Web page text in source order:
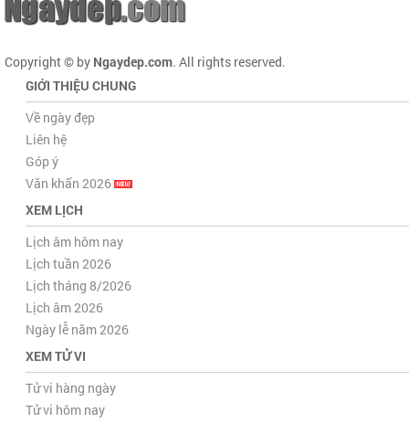
Copyright © by Ngaydep.com. All rights reserved.
GIỚI THIỆU CHUNG
Về ngày đẹp
Liên hệ
Góp ý
Văn khấn 2026
XEM LỊCH
Lịch âm hôm nay
Lịch tuần 2026
Lịch tháng 8/2026
Lịch âm 2026
Ngày lễ năm 2026
XEM TỬ VI
Tử vi hàng ngày
Tử vi hôm nay